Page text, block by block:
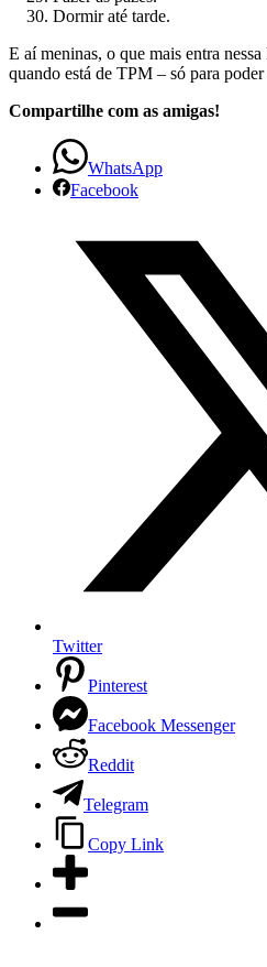
Dormir até tarde.
E aí meninas, o que mais entra
quando está de TPM – só para
Compartilhe com as amigas!
WhatsApp
Facebook
Twitter
Pinterest
Facebook Messenger
Reddit
Telegram
Copy Link